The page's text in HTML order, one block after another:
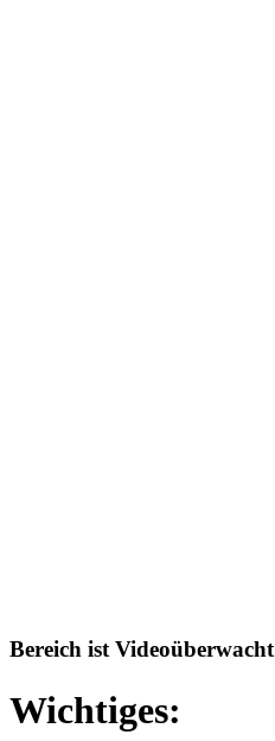
Bereich ist Videoüberwacht
Wichtiges: